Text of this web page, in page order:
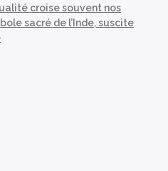
croise souvent nos
sacré de l’Inde, suscite